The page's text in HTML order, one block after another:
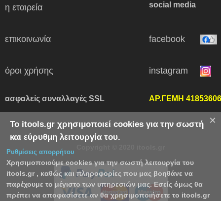
Το itools.gr χρησιμοποιεί cookies για την σωστή
και εύρυθμη λειτουργία του.
Ρυθμίσεις απορρήτου
Χρησιμοποιούμε cookies για την σωστή λειτουργία του
itools.gr , καθώς και πληροφορίες που μας βοηθάνε να
παρέχουμε το μέγιστο των υπηρεσιών μας. Εσείς όμως θα
πρέπει να αποφασίσετε αν θα χρησιμοποιήσετε το itools.gr
×
η εταιρεία social media
επικοινωνία facebook
όροι χρήσης instagram
ασφαλείς συναλλαγές SSL ΑΡ.ΓΕΜΗ
Copyright © 2020 itools.gr